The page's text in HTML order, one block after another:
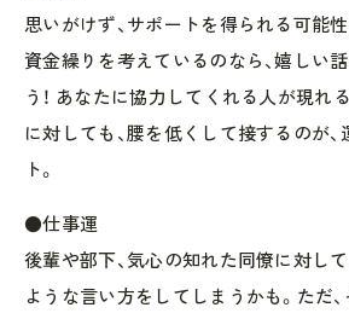
思いがけず、サポートを得られる可能性
資金繰りを考えているのなら、嬉しい
う！ あなたに協力してくれる人が現れ
に対しても、腰を低くして接するのが
ト。
●仕事運
後輩や部下、気心の知れた同僚に対し
ような言い方をしてしまうかも。ただ